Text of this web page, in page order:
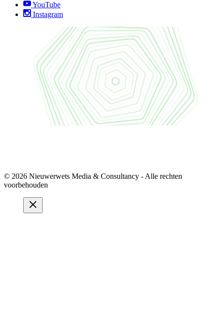
YouTube
Instagram
© 2026 Nieuwerwets Media & Consultancy - Alle rechten
voorbehouden